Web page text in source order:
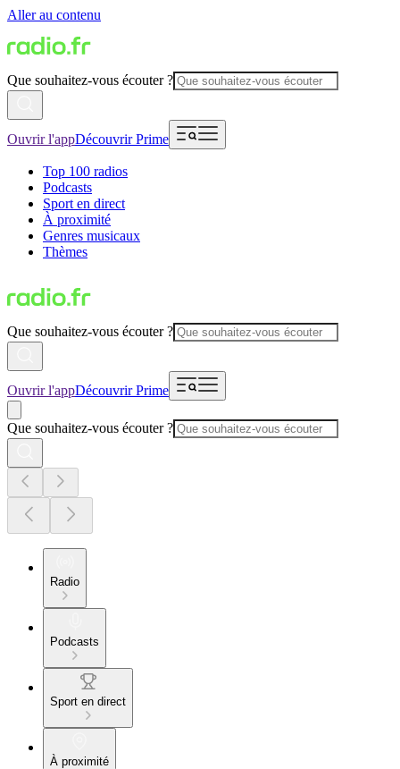
Aller au contenu
Que souhaitez-vous écouter ?
Ouvrir l'appDécouvrir Prime
Top 100 radios
Podcasts
Sport en direct
À proximité
Genres musicaux
Thèmes
Que souhaitez-vous écouter ?
Ouvrir l'appDécouvrir Prime
Que souhaitez-vous écouter ?
Radio
Podcasts
Sport en direct
À proximité